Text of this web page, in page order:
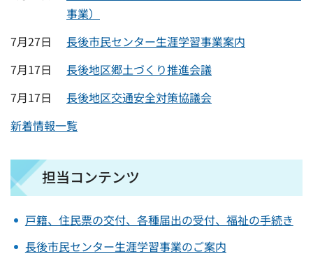
事業）
7月27日
長後市民センター生涯学習事業案内
7月17日
長後地区郷土づくり推進会議
7月17日
長後地区交通安全対策協議会
新着情報一覧
担当コンテンツ
戸籍、住民票の交付、各種届出の受付、福祉の手続き
長後市民センター生涯学習事業のご案内